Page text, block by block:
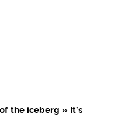
the iceberg » It’s